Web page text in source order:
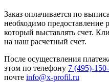
Заказ оплачивается по
необходимо предоставление
который выставлять счет.
на наш расчетный счет.
После осуществления
этом по телефону 7 (495)-
почте info@x-profil.ru